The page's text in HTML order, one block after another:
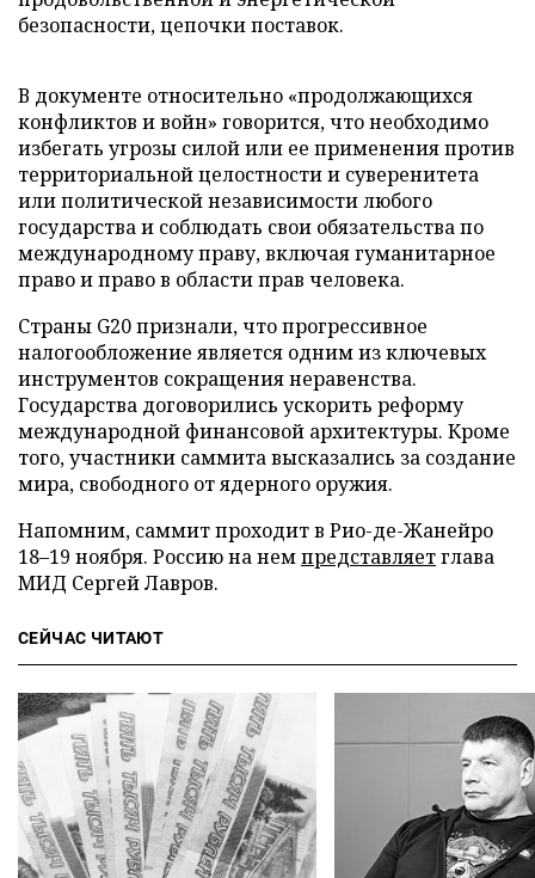
безопасности, цепочки поставок.
В документе относительно «продолжающихся
конфликтов и войн» говорится, что необходимо
избегать угрозы силой или ее применения против
территориальной целостности и суверенитета
или политической независимости любого
государства и соблюдать свои обязательства по
международному праву, включая гуманитарное
право и право в области прав человека.
Страны G20 признали, что прогрессивное
налогообложение является одним из ключевых
инструментов сокращения неравенства.
Государства договорились ускорить реформу
международной финансовой архитектуры. Кроме
того, участники саммита высказались за создание
мира, свободного от ядерного оружия.
Напомним, саммит проходит в Рио-де-Жанейро
18–19 ноября. Россию на немпредставляетглава
МИД Сергей Лавров.
СЕЙЧАС ЧИТАЮТ